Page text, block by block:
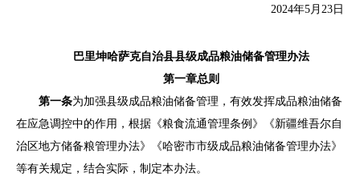
2024年5月 23 日
巴里坤哈萨克自治县县级成品粮油储备管理办法
第一章总则
第一条为加强县级成品粮油储备管理，有效发挥成品粮油储备
在应急调控中的作用，根据《粮食流通管理条例》《新疆维吾尔自
治区地方储备粮管理办法》
《哈密市市级成品粮油储备管理办法》
等有关规定，结合实际，制定本办法。